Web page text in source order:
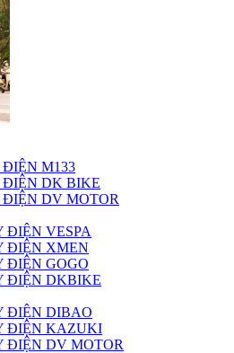
M133
ĐIỆN DK BIKE
DV MOTOR
ĐIỆN VESPA
ĐIỆN XMEN
ĐIỆN GOGO
ĐIỆN DKBIKE
ĐIỆN DIBAO
ĐIỆN KAZUKI
ĐIỆN DV MOTOR